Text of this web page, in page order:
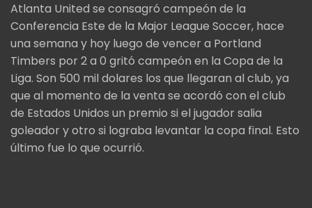
Atlanta United se consagró campeón de la
Conferencia Este de la Major League Soccer, hace
una semana y hoy luego de vencer a Portland
Timbers por 2 a 0 gritó campeón en la Copa de la
Liga. Son 500 mil dolares los que llegaran al club, ya
que al momento de la venta se acordó con el club
de Estados Unidos un premio si el jugador salia
goleador y otro si lograba levantar la copa final. Esto
último fue lo que ocurrió.